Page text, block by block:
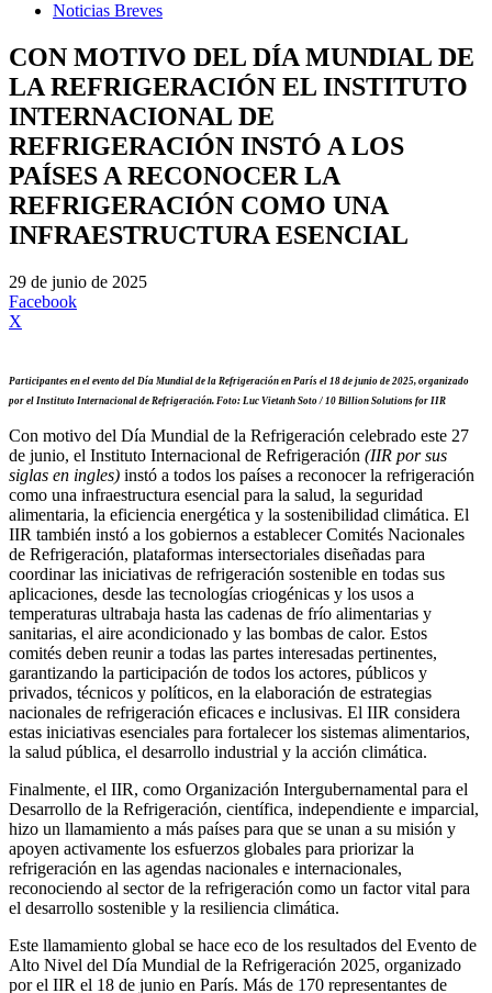
Noticias Breves
CON MOTIVO DEL DÍA MUNDIAL DE
LA REFRIGERACIÓN EL INSTITUTO
INTERNACIONAL DE
REFRIGERACIÓN INSTÓ A LOS
PAÍSES A RECONOCER LA
REFRIGERACIÓN COMO UNA
INFRAESTRUCTURA ESENCIAL
29 de junio de 2025
Facebook
X
Participantes en el evento del Día Mundial de la Refrigeración en París el 18 de junio de 2025, organizado
por el Instituto Internacional de Refrigeración. Foto: Luc Vietanh Soto / 10 Billion Solutions for IIR
Con motivo del Día Mundial de la Refrigeración celebrado este 27
de junio, el Instituto Internacional de Refrigeración (IIR por sus
siglas en ingles) instó a todos los países a reconocer la refrigeración
como una infraestructura esencial para la salud, la seguridad
alimentaria, la eficiencia energética y la sostenibilidad climática. El
IIR también instó a los gobiernos a establecer Comités Nacionales
de Refrigeración, plataformas intersectoriales diseñadas para
coordinar las iniciativas de refrigeración sostenible en todas sus
aplicaciones, desde las tecnologías criogénicas y los usos a
temperaturas ultrabaja hasta las cadenas de frío alimentarias y
sanitarias, el aire acondicionado y las bombas de calor. Estos
comités deben reunir a todas las partes interesadas pertinentes,
garantizando la participación de todos los actores, públicos y
privados, técnicos y políticos, en la elaboración de estrategias
nacionales de refrigeración eficaces e inclusivas. El IIR considera
estas iniciativas esenciales para fortalecer los sistemas alimentarios,
la salud pública, el desarrollo industrial y la acción climática.
Finalmente, el IIR, como Organización Intergubernamental para el
Desarrollo de la Refrigeración, científica, independiente e imparcial,
hizo un llamamiento a más países para que se unan a su misión y
apoyen activamente los esfuerzos globales para priorizar la
refrigeración en las agendas nacionales e internacionales,
reconociendo al sector de la refrigeración como un factor vital para
el desarrollo sostenible y la resiliencia climática.
Este llamamiento global se hace eco de los resultados del Evento de
Alto Nivel del Día Mundial de la Refrigeración 2025, organizado
por el IIR el 18 de junio en París. Más de 170 representantes de